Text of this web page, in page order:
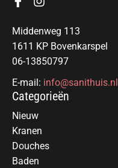
Middenweg 113
1611 KP Bovenkarspel
06-13850797
E-mail: info@sanithuis.nl
Categorieën
Nieuw
Kranen
Douches
Baden